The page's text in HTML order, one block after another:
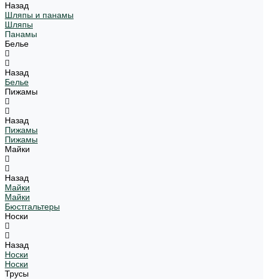
Назад
Шляпы и панамы
Шляпы
Панамы
Белье
Назад
Белье
Пижамы
Назад
Пижамы
Пижамы
Майки
Назад
Майки
Майки
Бюстгальтеры
Носки
Назад
Носки
Носки
Трусы